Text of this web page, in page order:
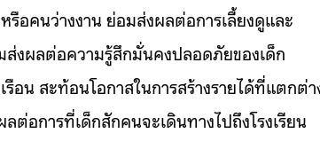
อคนว่างงาน ย่อมส่งผลต่อการเลี้ยงดูและ
งผลต่อความรู้สึกมั่นคงปลอดภัยของเด็ก
น สะท้อนโอกาสในการสร้างรายได้ที่แตกต่า
อการที่เด็กสักคนจะเดินทางไปถึงโรงเรียน